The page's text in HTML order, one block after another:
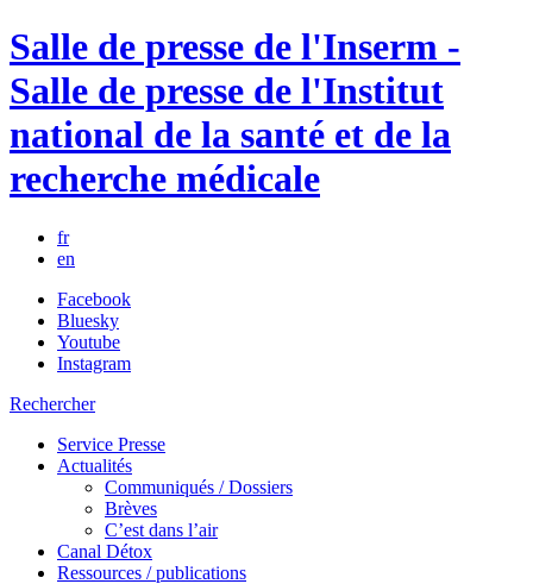
Salle de presse de l'Inserm -
Salle de presse de l'Institut
national de la santé et de la
recherche médicale
fr
en
Facebook
Bluesky
Youtube
Instagram
Rechercher
Service Presse
Actualités
Communiqués / Dossiers
Brèves
C’est dans l’air
Canal Détox
Ressources / publications